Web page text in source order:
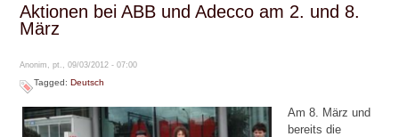
Aktionen bei ABB und Adecco am 2. und 8.
März
Anonim, pt., 09/03/2012 - 07:00
Tagged:Deutsch
Am 8. März und
bereits die